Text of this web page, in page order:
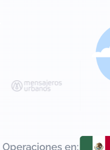
Operaciones en: